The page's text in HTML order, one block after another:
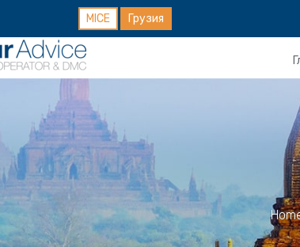
MICE Грузия